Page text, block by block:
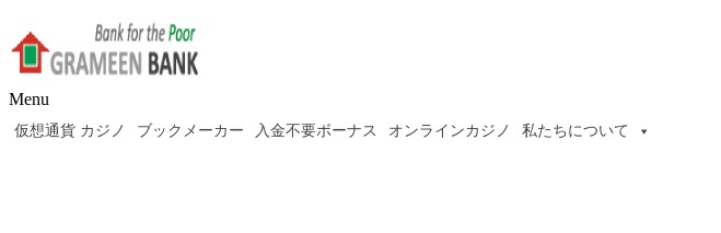
Menu
仮想通貨 カジノ ブックメーカー 入金不要ボーナス オンラインカジノ 私たちについて